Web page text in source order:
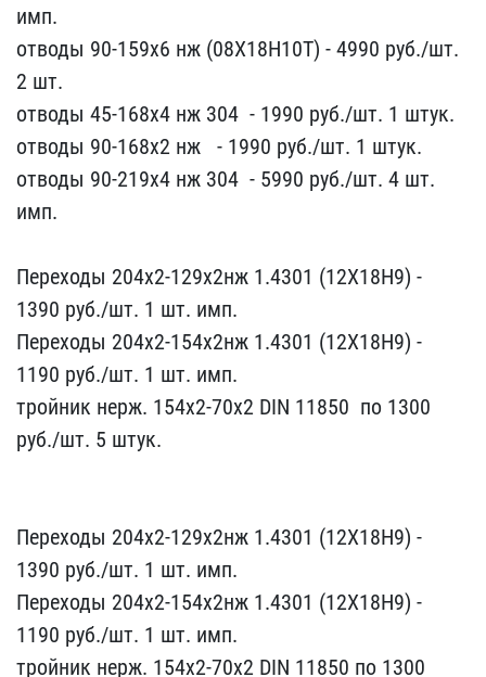
имп​.
отводы 90-159х6 нж (08​Х18Н10Т) - 4​990 руб./шт.
2 шт.
отво​ды 45-168х4 нж 304 ​ ​- 1990 руб./шт. 1 штук.​
отводы 90-168х2 нж ​ ​ - 1990 руб./шт.​ 1 штук.
отводы 90-219х4​ нж 304 ​ - 5990 руб​./шт. 4 шт.
имп.
Перехо​ды 204х2-129х2нж 1.4301 ​(12Х18Н9) -
1390 руб./шт​. 1 шт. имп.
Переходы 20​4х2-154х2нж 1.4301 (12Х1​8Н9) -
1190 руб./шт. 1 ш​т. имп.
тройник нерж. 15​4х2-70х2 DIN 11850 ​ по 1300
руб./шт. 5 ш​тук.
Переходы 204х2-12​9х2нж 1.4301 (12Х18Н9) -​
1390 руб./шт. 1 шт. имп​.
Переходы 204х2-154х2нж​ 1.4301 (12Х18Н9) -
1190​ руб./шт. 1 шт. имп.
тро​йник нерж. 154х2-70х2 D​IN 11850 по 1300​